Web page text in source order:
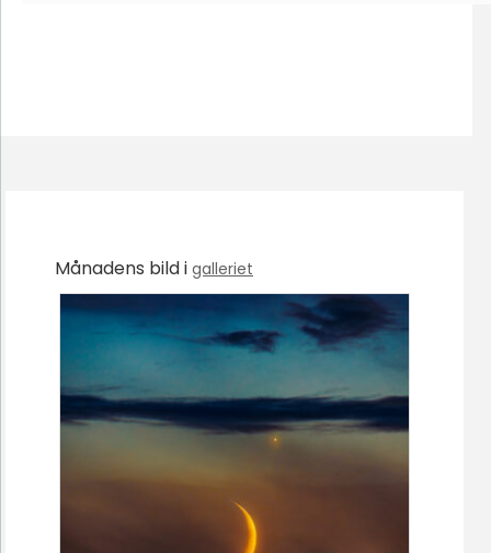
Månadens bild i galleriet